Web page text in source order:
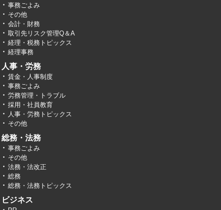
事務ごよみ
その他
会計・財務
取引先リスク管理Q＆A
経理・税務トピックス
経理事務
人事・労務
賃金・人事制度
事務ごよみ
労務管理・トラブル
採用・社員教育
人事・労務トピックス
その他
総務・法務
事務ごよみ
その他
法務・法改正
総務
総務・法務トピックス
ビジネス